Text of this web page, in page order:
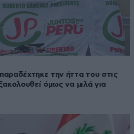
την ήττα του στις
όμως να μιλά για